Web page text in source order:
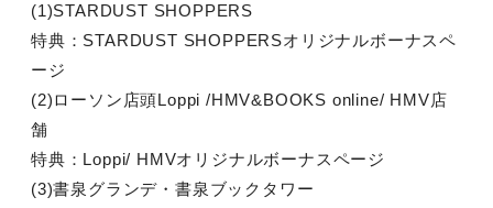
(1)STARDUST SHOPPERS
特典：STARDUST SHOPPERSオリジナルボーナスペ
ージ
(2)ローソン店頭Loppi /HMV&BOOKS online/ HMV店
舗
特典：Loppi/ HMVオリジナルボーナスページ
(3)書泉グランデ・書泉ブックタワー